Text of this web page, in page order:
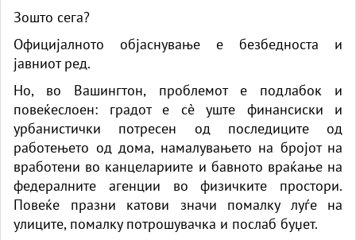
Зошто сега?
Официјалното објаснување е безбедноста и
јавниот ред.
Но, во Вашингтон, проблемот е подлабок и
повеќеслоен: градот е сè уште финансиски и
урбанистички потресен од последиците од
работењето од дома, намалувањето на бројот на
вработени во канцелариите и бавното враќање на
федералните агенции во физичките простори.
Повеќе празни катови значи помалку луѓе на
улиците, помалку потрошувачка и послаб буџет.